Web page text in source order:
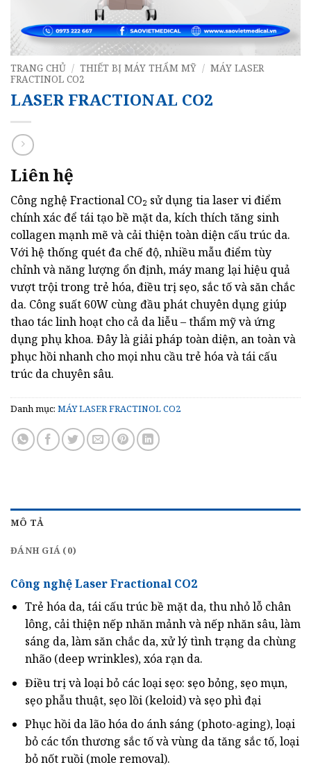
TRANG CHỦ / THIẾT BỊ MÁY THẨM MỸ / MÁY LASER
FRACTINOL CO2
LASER FRACTIONAL CO2
Liên hệ
Công nghệ Fractional CO₂ sử dụng tia laser vi điểm
chính xác để tái tạo bề mặt da, kích thích tăng sinh
collagen mạnh mẽ và cải thiện toàn diện cấu trúc da.
Với hệ thống quét đa chế độ, nhiều mẫu điểm tùy
chỉnh và năng lượng ổn định, máy mang lại hiệu quả
vượt trội trong trẻ hóa, điều trị sẹo, sắc tố và săn chắc
da. Công suất 60W cùng đầu phát chuyên dụng giúp
thao tác linh hoạt cho cả da liễu – thẩm mỹ và ứng
dụng phụ khoa. Đây là giải pháp toàn diện, an toàn và
phục hồi nhanh cho mọi nhu cầu trẻ hóa và tái cấu
trúc da chuyên sâu.
Danh mục: MÁY LASER FRACTINOL CO2
MÔ TẢ
ĐÁNH GIÁ (0)
Công nghệ Laser Fractional CO2
Trẻ hóa da, tái cấu trúc bề mặt da, thu nhỏ lỗ chân
lông, cải thiện nếp nhăn mảnh và nếp nhăn sâu, làm
sáng da, làm săn chắc da, xử lý tình trạng da chùng
nhão (deep wrinkles), xóa rạn da.
Điều trị và loại bỏ các loại sẹo: sẹo bỏng, sẹo mụn,
sẹo phẫu thuật, sẹo lồi (keloid) và sẹo phì đại
Phục hồi da lão hóa do ánh sáng (photo-aging), loại
bỏ các tổn thương sắc tố và vùng da tăng sắc tố, loại
bỏ nốt ruồi (mole removal).